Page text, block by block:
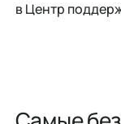
в Центр